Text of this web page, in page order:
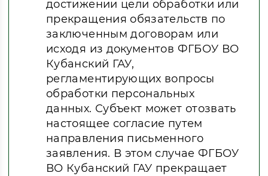
достижении цели обработки или
прекращения обязательств по
заключенным договорам или
исходя из документов ФГБОУ ВО
Кубанский ГАУ,
регламентирующих вопросы
обработки персональных
данных. Субъект может отозвать
настоящее согласие путем
направления письменного
заявления. В этом случае ФГБОУ
ВО Кубанский ГАУ прекращает